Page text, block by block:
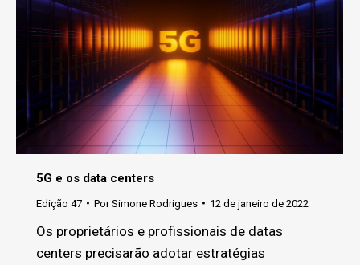
5G e os data centers
Edição 47 PorSimone Rodrigues 12 de janeiro de 2022
Os proprietários e profissionais de datas
centers precisarão adotar estratégias